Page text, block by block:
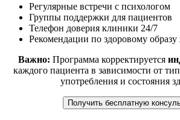
Регулярные встречи с психологом
Группы поддержки для пациентов
Телефон доверия клиники 24/7
Рекомендации по здоровому
Важно: Программа корректируется
каждого пациента в зависимости от
употребления и состояния
Получить бесплатную